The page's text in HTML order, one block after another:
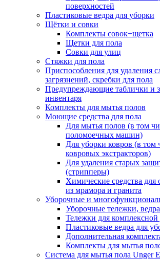
поверхностей
Пластиковые ведра для уборки
Щётки и совки
Комплекты совок+щетка
Щетки для пола
Совки для улиц
Стяжки для пола
Приспособления для удаления
загрязнений, скребки для пола
Предупреждающие таблички и
инвентаря
Комплекты для мытья полов
Моющие средства для пола
Для мытья полов (в том
поломоечных машин)
Для уборки ковров (в том
ковровых экстракторов)
Для удаления старых
(стрипперы)
Химические средства для
из мрамора и гранита
Уборочные и
Уборочные тележки,
Тележки для комплексной
Пластиковые ведра для
Дополнительная
Комплекты для мытья
Система для мытья пола Unger